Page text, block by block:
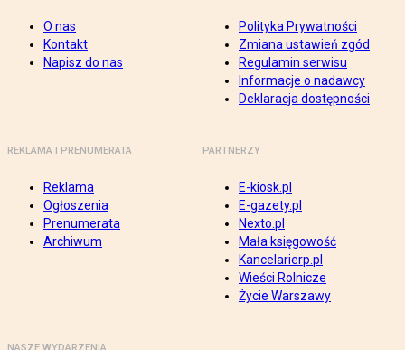
O nas
Kontakt
Napisz do nas
Polityka Prywatności
Zmiana ustawień zgód
Regulamin serwisu
Informacje o nadawcy
Deklaracja dostępności
REKLAMA I PRENUMERATA
Reklama
Ogłoszenia
Prenumerata
Archiwum
PARTNERZY
E-kiosk.pl
E-gazety.pl
Nexto.pl
Mała księgowość
Kancelarierp.pl
Wieści Rolnicze
Życie Warszawy